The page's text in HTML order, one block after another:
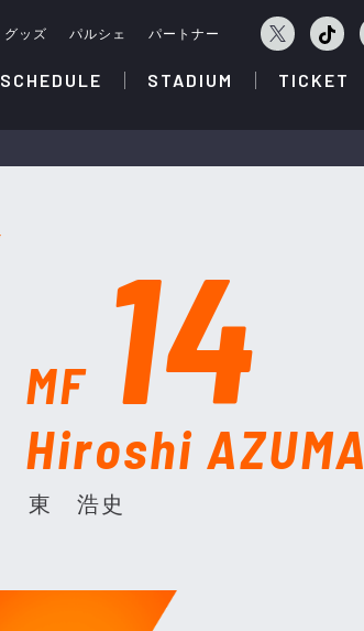
グッズ パルシェ パートナー
SCHEDULE STADIUM TICKET
MF 14
Hiroshi AZUMA
東 浩史